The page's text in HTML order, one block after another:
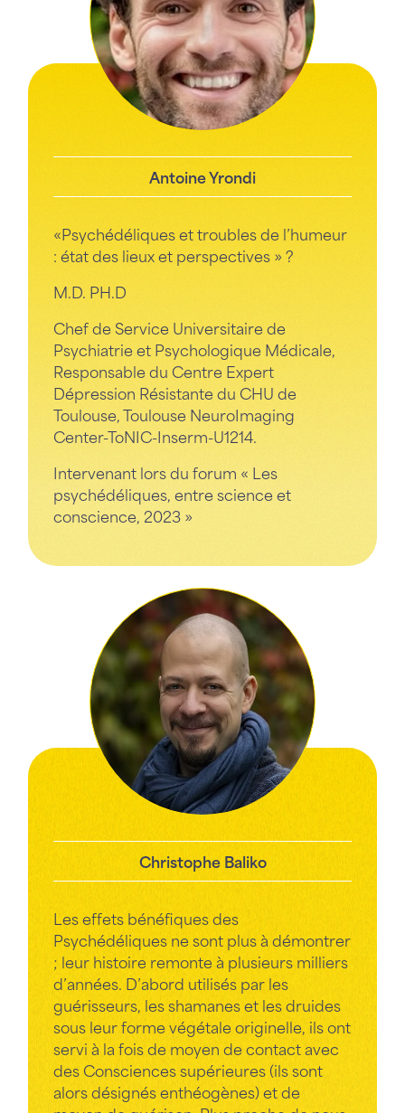
Antoine Yrondi
«Psychédéliques et troubles de l’humeur
: état des lieux et perspectives » ?
M.D. PH.D
Chef de Service Universitaire de
Psychiatrie et Psychologique Médicale,
Responsable du Centre Expert
Dépression Résistante du CHU de
Toulouse, Toulouse NeuroImaging
Center-ToNIC-Inserm-U1214.
Intervenant lors du forum « Les
psychédéliques, entre science et
conscience, 2023 »
Christophe Baliko
Les effets bénéfiques des
Psychédéliques ne sont plus à démontrer
; leur histoire remonte à plusieurs milliers
d’années. D’abord utilisés par les
guérisseurs, les shamanes et les druides
sous leur forme végétale originelle, ils ont
servi à la fois de moyen de contact avec
des Consciences supérieures (ils sont
alors désignés enthéogènes) et de